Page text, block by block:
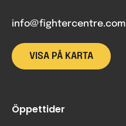
info@fightercentre.com
VISA PÅ KARTA
Öppettider